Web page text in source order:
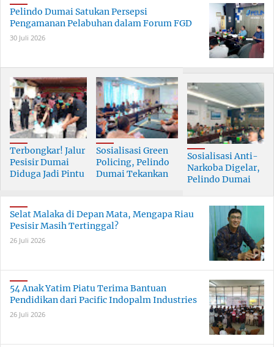
Pelindo Dumai Satukan Persepsi
Pengamanan Pelabuhan dalam Forum FGD
30 Juli 2026
Terbongkar! Jalur
Pesisir Dumai
Diduga Jadi Pintu
Skala Besar
Sosialisasi Green
Policing, Pelindo
Dumai Tekankan
Bersama
Sosialisasi Anti-
Narkoba Digelar,
Pelindo Dumai
Selat Malaka di Depan Mata, Mengapa Riau
Pesisir Masih Tertinggal?
26 Juli 2026
54 Anak Yatim Piatu Terima Bantuan
Pendidikan dari Pacific Indopalm Industries
26 Juli 2026